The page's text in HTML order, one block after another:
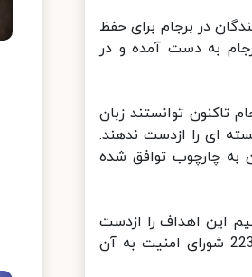
در برجام برای حفظ
به دست آمده و در
توانستند زبان
ای را ازدست ندهند.
چارچوب توافق شده
این اهداف را ازدست
ندهند. باید در آینده از اهداف عالی پیروی کرد که در برجام و قطعنامه 2231 شورای امنیت به آن